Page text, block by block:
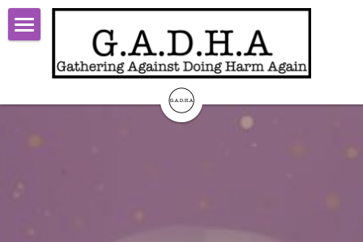
ブログカテゴリー
すべてのカテゴリ